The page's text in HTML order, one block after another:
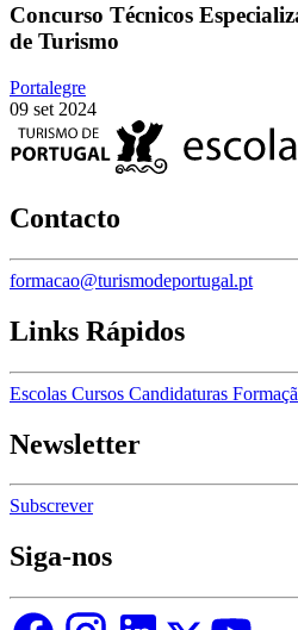
Concurso Técnicos
de Turismo
Portalegre
09 set 2024
Contacto
formacao@turismodeportugal.pt
Links Rápidos
Escolas Cursos Candidaturas
Newsletter
Subscrever
Siga-nos